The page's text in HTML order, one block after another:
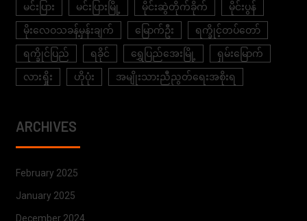
မင်းပြား မင်းပြားမြို့ မိုင်းဆွဲတိုက်ခိုက် မိုင်းပွန်
မိုးလေဝသခန့်မှန်းချက် မြောက်ဦး ရက္ခိုင့်တပ်တော်
ရက္ခိုင်ပြည် ရခိုင် ရွှေပြည်အေးမြို့ ရှမ်းမြောက်
လားရှိုး ဟိုပုံး အမျိုးသားညီညွတ်ရေးအစိုးရ
ARCHIVES
February 2025
January 2025
December 2024